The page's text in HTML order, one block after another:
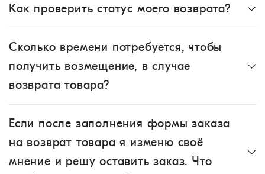
Как проверить статус моего возврата?
Сколько времени потребуется, чтобы
получить возмещение, в случае
возврата товара?
Если после заполнения формы заказа
на возврат товара я изменю своё
мнение и решу оставить заказ. Что